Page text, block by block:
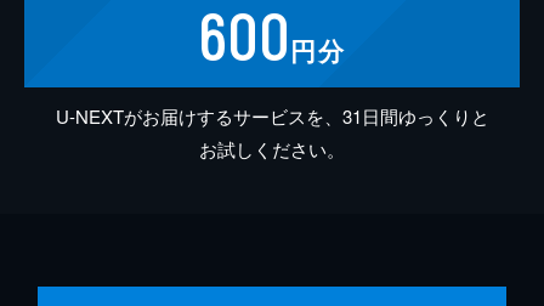
600円分
U-NEXTがお届けするサービスを、31日間ゆっくりと
お試しください。